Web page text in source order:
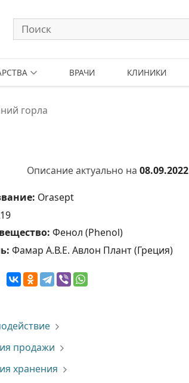
ВРАЧИ КЛИНИКИ
горла
Описание актуально на 08.09.2022
Orasept
Фенол (Phenol)
Фамар A.В.Е. Авлон Плант (Греция)
продажи
хранения